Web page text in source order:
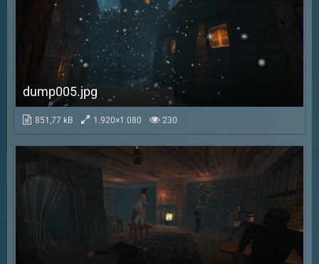
dump005.jpg
851,77 kB 1.920×1.080 230